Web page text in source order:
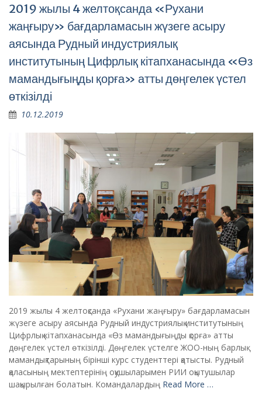
2019 жылы 4 желтоқсанда «Рухани
жаңғыру» бағдарламасын жүзеге асыру
аясында Рудный индустриялық
институтының Цифрлық кітапханасында «Өз
мамандығыңды қорға» атты дөңгелек үстел
өткізілді
10.12.2019
2019 жылы 4 желтоқсанда «Рухани жаңғыру» бағдарламасын
жүзеге асыру аясында Рудный индустриялық институтының
Цифрлық кітапханасында «Өз мамандығыңды қорға» атты
дөңгелек үстел өткізілді. Дөңгелек үстелге ЖОО-ның барлық
мамандықтарының бірінші курс студенттері қатысты. Рудный
қаласының мектептерінің оқушыларымен РИИ оқытушылар
шақырылған болатын. Командалардың Read More …